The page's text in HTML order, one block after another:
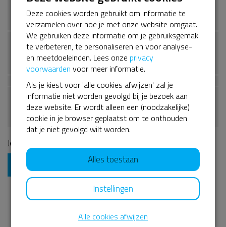
€ 15 € 25 € 50 € 100
Ik wil bijdragen aan de platformkosten zodat mijn donatie
zo volledig mogelijk naar het goede doel gaat.
Op onze dienstverlening zijn onzeAlgemene Voorwaarden
Privacyverklaringvan toepassing.
Je gaat in totaal
Ga verder
Je privacy is gewaarborgd.
Deze cookies worden gebruikt om informatie te
verzamelen over hoe je met onze website omgaat.
We gebruiken deze informatie om je gebruiksgemak
te verbeteren, te personaliseren en voor analyse-
en meetdoeleinden. Lees onze privacy
voorwaarden voor meer informatie.
Als je kiest voor 'alle cookies afwijzen' zal je
informatie niet worden gevolgd bij je bezoek aan
deze website. Er wordt alleen een (noodzakelijke)
cookie in je browser geplaatst om te onthouden
dat je niet gevolgd wilt worden.
Alles toestaan
Instellingen
Alle cookies afwijzen